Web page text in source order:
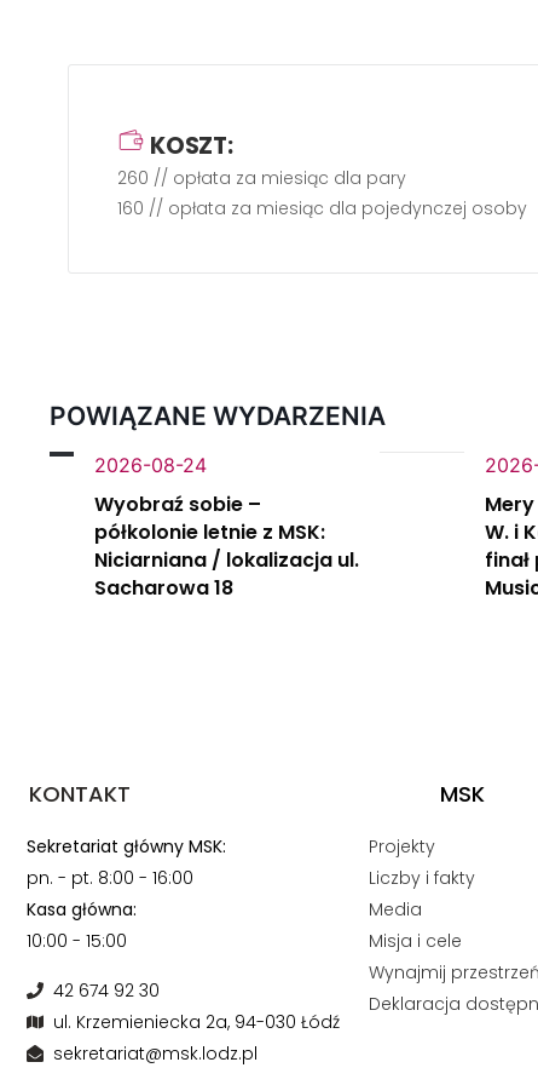
KOSZT:
260 // opłata za miesiąc dla pary
160 // opłata za miesiąc dla pojedynczej osoby
POWIĄZANE WYDARZENIA
2026-08-24
Wyobraź sobie –
półkolonie letnie z MSK:
Niciarniana / lokalizacja ul.
Sacharowa 18
W. i
KONTAKT MSK
Sekretariat główny MSK:
pn. - pt. 8:00 - 16:00
Kasa główna:
10:00 - 15:00
42 674 92 30
ul. Krzemieniecka 2a, 94-030 Łódź
sekretariat@msk.lodz.pl
Projekty
Liczby i fakty
Media
Misja i cele
Wynajmij przestrzeń
Deklaracja